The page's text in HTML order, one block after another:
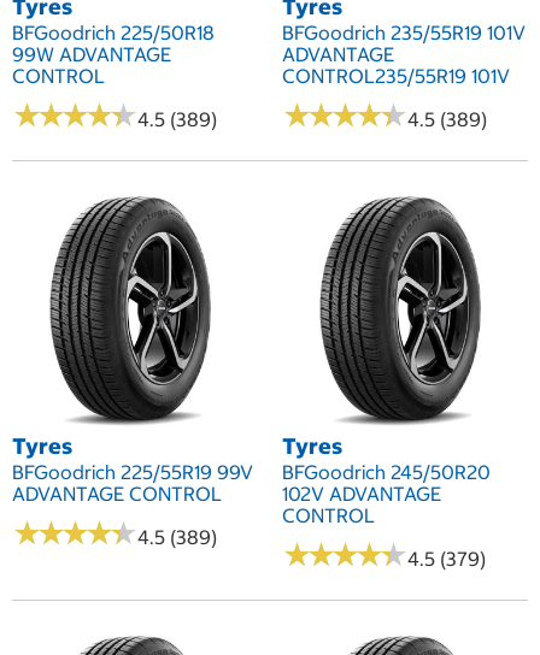
Tyres
BFGoodrich 225/50R18
99W ADVANTAGE
CONTROL
★★★★★
★★★★★4.5 (389)
Tyres
BFGoodrich 235/55R19 101V
ADVANTAGE
CONTROL235/55R19 101V
★★★★★
★★★★★4.5 (389)
Tyres
BFGoodrich 225/55R19 99V
ADVANTAGE CONTROL
★★★★★
★★★★★4.5 (389)
Tyres
BFGoodrich 245/50R20
102V ADVANTAGE
CONTROL
★★★★★
★★★★★4.5 (379)